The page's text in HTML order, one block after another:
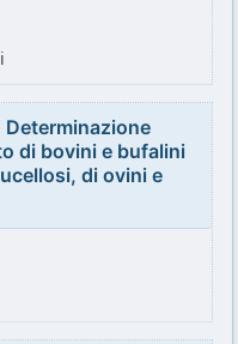
Determinazione
di bovini e bufalini
di ovini e